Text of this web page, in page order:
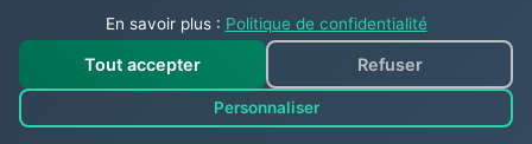
Chailly En Biere
En savoir plus : Politique de confidentialité
Tout accepter
Personnaliser
Refuser